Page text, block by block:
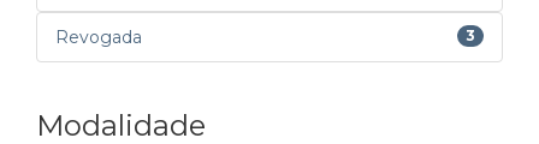
Revogada 3
Modalidade